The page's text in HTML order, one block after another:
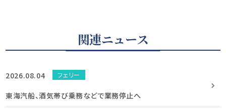
関連ニュース
2026.08.04 フェリー
東海汽船、酒気帯び乗務などで業務停止へ